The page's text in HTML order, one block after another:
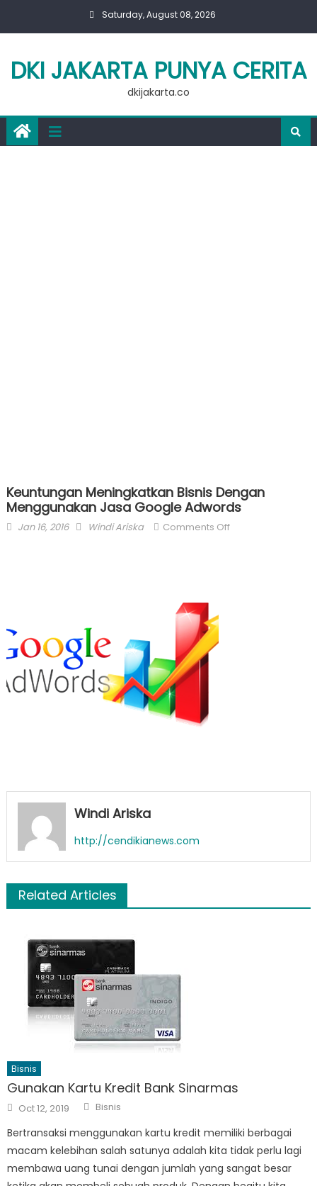
Saturday, August 08, 2026
DKI JAKARTA PUNYA CERITA
dkijakarta.co
Keuntungan Meningkatkan Bisnis Dengan
Menggunakan Jasa Google Adwords
Posted
Jan 16, 2016 Author
Windi Ariska Comments Offon
Windi Ariska
http://cendikianews.com
Related Articles
Bisnis
Gunakan Kartu Kredit Bank Sinarmas
Posted
on
Oct 12, 2019 Author
Bisnis
Bertransaksi menggunakan kartu kredit memiliki berbagai
macam kelebihan salah satunya adalah kita tidak perlu lagi
membawa uang tunai dengan jumlah yang sangat besar